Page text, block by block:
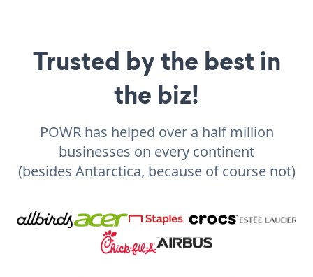
Trusted by the best in
the biz!
POWR has helped over a half million
businesses on every continent
(besides Antarctica, because of course not)